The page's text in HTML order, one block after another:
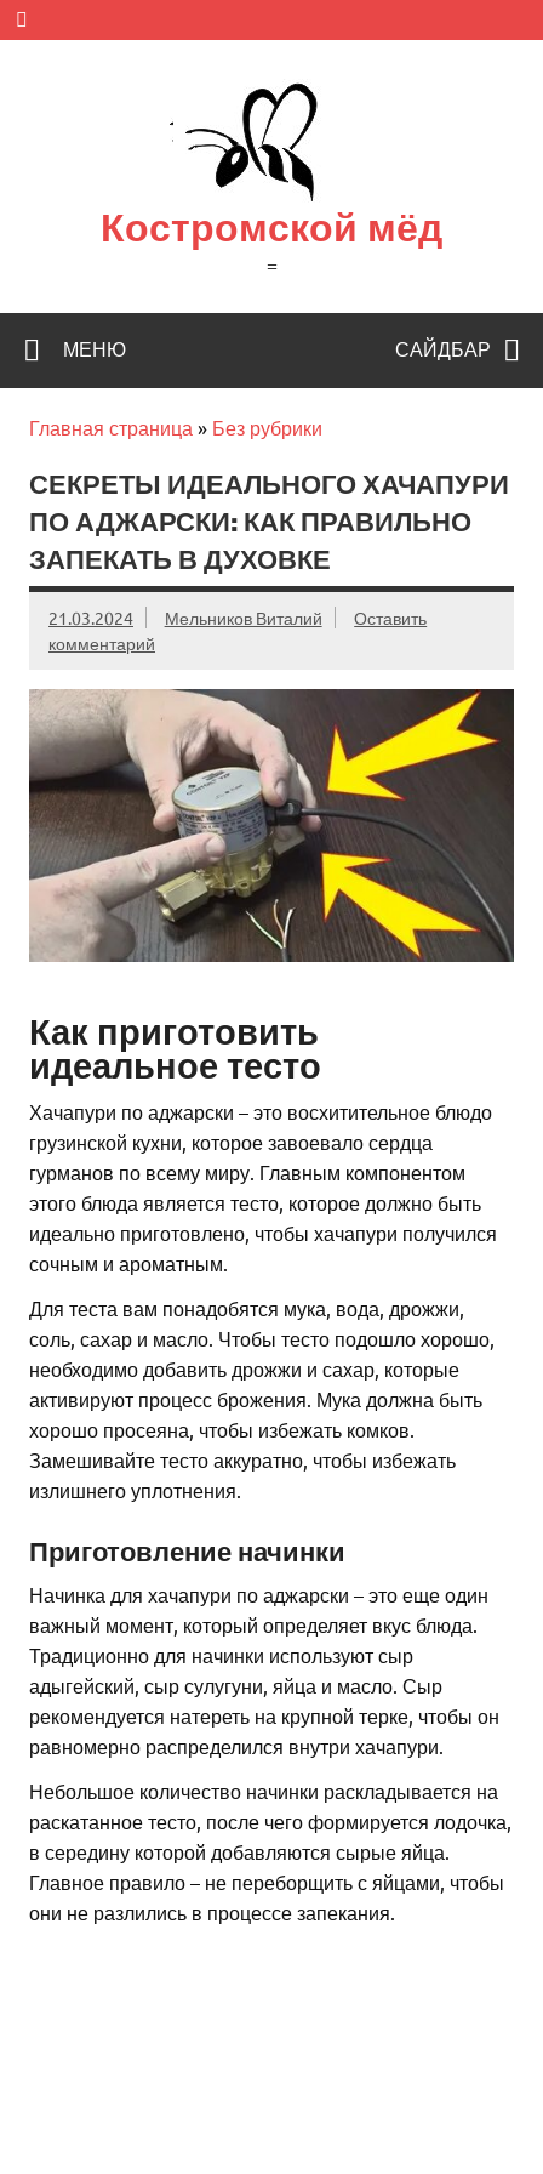
Skip
content
Костромской мёд
=
САЙДБАР
МЕНЮ
Главная страница » Без рубрики
СЕКРЕТЫ ИДЕАЛЬНОГО ХАЧАПУРИ
ПО АДЖАРСКИ: КАК ПРАВИЛЬНО
ЗАПЕКАТЬ В ДУХОВКЕ
21.03.2024 Мельников Виталий
Оставить
комментарий
Как приготовить
идеальное тесто
Хачапури по аджарски – это восхитительное блюдо
грузинской кухни, которое завоевало сердца
гурманов по всему миру. Главным компонентом
этого блюда является тесто, которое должно быть
идеально приготовлено, чтобы хачапури получился
сочным и ароматным.
Для теста вам понадобятся мука, вода, дрожжи,
соль, сахар и масло. Чтобы тесто подошло хорошо,
необходимо добавить дрожжи и сахар, которые
активируют процесс брожения. Мука должна быть
хорошо просеяна, чтобы избежать комков.
Замешивайте тесто аккуратно, чтобы избежать
излишнего уплотнения.
Приготовление начинки
Начинка для хачапури по аджарски – это еще один
важный момент, который определяет вкус блюда.
Традиционно для начинки используют сыр
адыгейский, сыр сулугуни, яйца и масло. Сыр
рекомендуется натереть на крупной терке, чтобы он
равномерно распределился внутри хачапури.
Небольшое количество начинки раскладывается на
раскатанное тесто, после чего формируется лодочка,
в середину которой добавляются сырые яйца.
Главное правило – не переборщить с яйцами, чтобы
они не разлились в процессе запекания.